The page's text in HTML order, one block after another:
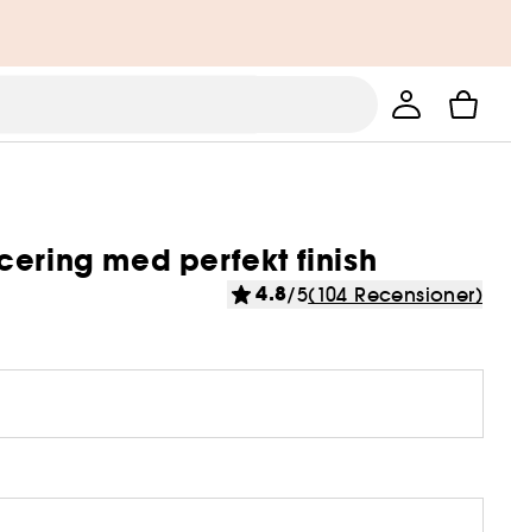
med perfekt finish
4.8/5(104 Recensioner)